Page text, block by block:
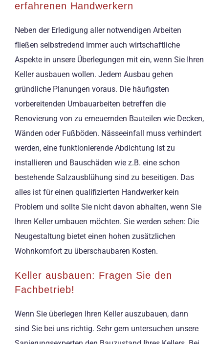
erfahrenen Handwerkern
Neben der Erledigung aller notwendigen Arbeiten
fließen selbstredend immer auch wirtschaftliche
Aspekte in unsere Überlegungen mit ein, wenn Sie Ihren
Keller ausbauen wollen. Jedem Ausbau gehen
gründliche Planungen voraus. Die häufigsten
vorbereitenden Umbauarbeiten betreffen die
Renovierung von zu erneuernden Bauteilen wie Decken,
Wänden oder Fußböden. Nässeeinfall muss verhindert
werden, eine funktionierende Abdichtung ist zu
installieren und Bauschäden wie z.B. eine schon
bestehende Salzausblühung sind zu beseitigen. Das
alles ist für einen qualifizierten Handwerker kein
Problem und sollte Sie nicht davon abhalten, wenn Sie
Ihren Keller umbauen möchten. Sie werden sehen: Die
Neugestaltung bietet einen hohen zusätzlichen
Wohnkomfort zu überschaubaren Kosten.
Keller ausbauen: Fragen Sie den
Fachbetrieb!
Wenn Sie überlegen Ihren Keller auszubauen, dann
sind Sie bei uns richtig. Sehr gern untersuchen unsere